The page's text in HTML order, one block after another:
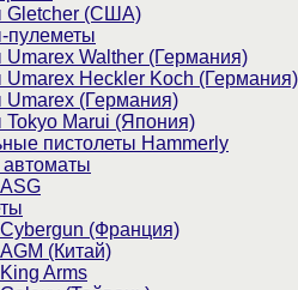
Gletcher (США)
пулеметы
Umarex Walther (Германия)
Umarex Heckler Koch (Германия)
Umarex (Германия)
Tokyo Marui (Япония)
пистолеты Hammerly
(Франция)
(Китай)
Arms